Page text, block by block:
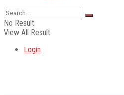
No Result
View All Result
Login